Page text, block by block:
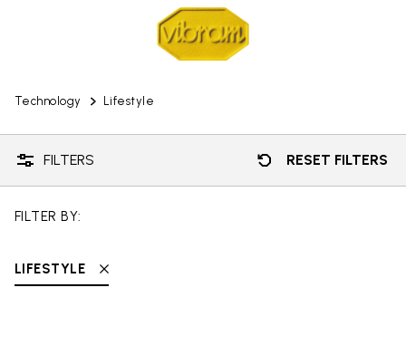
Technology Lifestyle
FILTERS RESET FILTERS
FILTER BY:
LIFESTYLE